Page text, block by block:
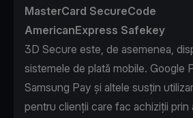
MasterCard SecureCode
AmericanExpress Safekey
3D Secure este, de asemenea,
sistemele de plată mobile. Google
Samsung Pay și altele susțin
pentru clienții care fac achiziții prin